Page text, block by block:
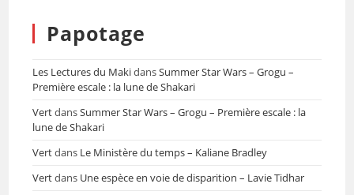
Papotage
Les Lectures du MakidansSummer Star Wars – Grogu –
Première escale : la lune de Shakari
VertdansSummer Star Wars – Grogu – Première escale : la
lune de Shakari
Vertdans Le Ministère du temps – Kaliane Bradley
Vertdans Une espèce en voie de disparition – Lavie Tidhar